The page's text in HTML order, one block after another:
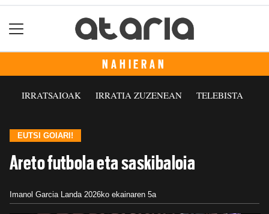
NAHIERAN
IRRATSAIOAK IRRATIA ZUZENEAN TELEBISTA
EUTSI GOIARI!
Areto futbola eta saskibaloia
Imanol Garcia Landa 2026ko ekainaren 5a